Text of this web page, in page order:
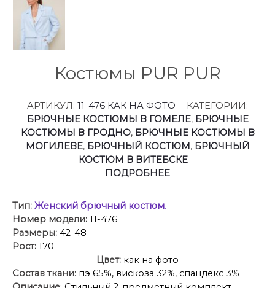
Костюмы PUR PUR
АРТИКУЛ: 11-476 КАК НА ФОТО
КАТЕГОРИИ:
БРЮЧНЫЕ КОСТЮМЫ В ГОМЕЛЕ, БРЮЧНЫЕ
КОСТЮМЫ В ГРОДНО, БРЮЧНЫЕ КОСТЮМЫ В
МОГИЛЕВЕ, БРЮЧНЫЙ КОСТЮМ, БРЮЧНЫЙ
КОСТЮМ В ВИТЕБСКЕ
ПОДРОБНЕЕ
Тип: Женский брючный костюм.
Номер модели: 11-476
Размеры: 42-48
Рост: 170
Цвет: как на фото
Состав ткани: пэ 65%, вискоза 32%, спандекс 3%